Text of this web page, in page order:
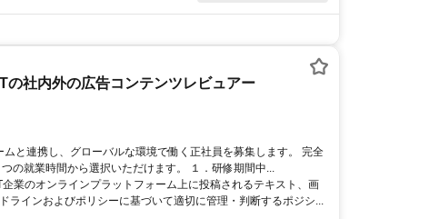
の社内外の広告コンテンツレビュアー
と連携し、グローバルな環境で働く正社員を募集します。 完全
の就業時間から選択いただけます。 １．研修期間中...
業のオンラインプラットフォーム上に投稿されるテキスト、画
ラインおよびポリシーに基づいて適切に管理・判断するポジシ...